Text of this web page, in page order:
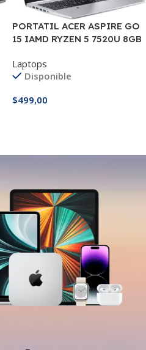
PORTATIL ACER ASPIRE GO
15 IAMD RYZEN 5 7520U 8GB
Laptops
Disponible
$499,00